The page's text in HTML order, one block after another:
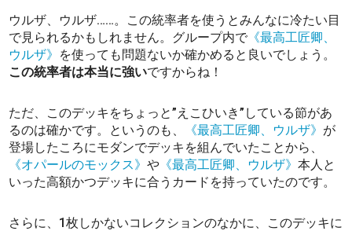
ウルザ、ウルザ……。この統率者を使うとみんなに冷たい目
で見られるかもしれません。グループ内で 《最高工匠卿、
ウルザ》 を使っても問題ないか確かめると良いでしょう。
この統率者は本当に強いですからね！
ただ、このデッキをちょっと”えこひいき”している節があ
るのは確かです。というのも、
《最高工匠卿、ウルザ》 が
登場したころにモダンでデッキを組んでいたことから、
《オパールのモックス》や 《最高工匠卿、ウルザ》本人と
いった高額かつデッキに合うカードを持っていたのです。
さらに、1枚しかないコレクションのなかに、このデッキに